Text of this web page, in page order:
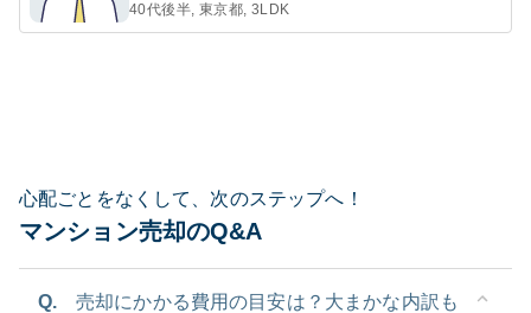
40代後半, 東京都, 3LDK
心配ごとをなくして、次のステップへ！
マンション売却のQ&A
Q.
売却にかかる費用の目安は？大まかな内訳も